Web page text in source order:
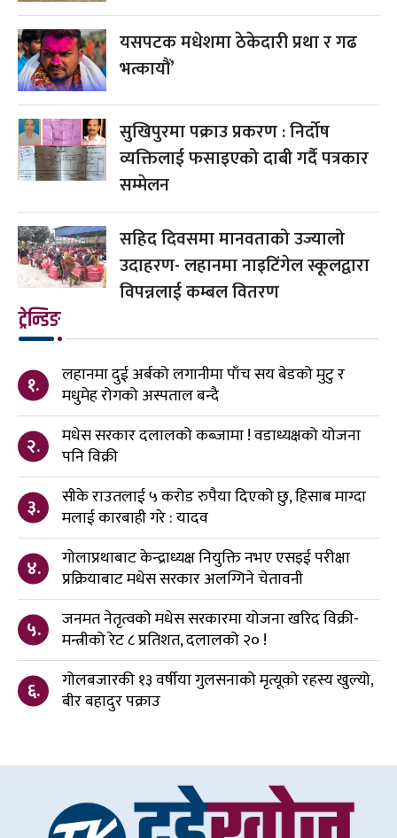
यसपटक मधेशमा ठेकेदारी प्रथा र गढ
भत्कायौं’
सुखिपुरमा पक्राउ प्रकरण : निर्दोष
व्यक्तिलाई फसाइएको दाबी गर्दै पत्रकार
सम्मेलन
सहिद दिवसमा मानवताको उज्यालो
उदाहरण- लहानमा नाइटिंगेल स्कूलद्वारा
विपन्नलाई कम्बल वितरण
ट्रेन्डिङ
१.
लहानमा दुई अर्बको लगानीमा पाँच सय बेडको मुटु र
मधुमेह रोगको अस्पताल बन्दै
२.
मधेस सरकार दलालको कब्जामा ! वडाध्यक्षको योजना
पनि विक्री
३.
सीके राउतलाई ५ करोड रुपैया दिएको छु, हिसाब माग्दा
मलाई कारबाही गरे : यादव
४.
गोलाप्रथाबाट केन्द्राध्यक्ष नियुक्ति नभए एसइई परीक्षा
प्रक्रियाबाट मधेस सरकार अलग्गिने चेतावनी
५.
जनमत नेतृत्वको मधेस सरकारमा योजना खरिद विक्री-
मन्त्रीको रेट ८ प्रतिशत, दलालको २० !
६.
गोलबजारकी १३ वर्षीया गुलसनाको मृत्यूको रहस्य खुल्यो,
बीर बहादुर पक्राउ